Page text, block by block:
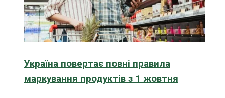
Україна повертає повні правила
маркування продуктів з 1 жовтня